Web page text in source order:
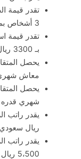
تقدر قيمة
3 أشخاص بمبلغ 2750 ريال سعودي.
بـ 3300 ريال سعودي.
معاش شهري قدره
شهري قدره 4400 ريال سعودي.
ريال
5،500 ريال سعودي.